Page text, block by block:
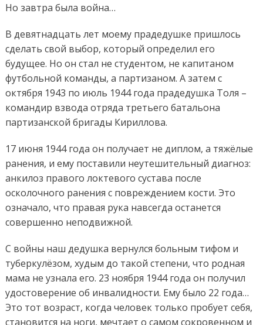
Но завтра была война…
В девятнадцать лет моему прадедушке пришлось
сделать свой выбор, который определил его
будущее. Но он стал не студентом, не капитаном
футбольной команды, а партизаном. А затем с
октября 1943 по июль 1944 года прадедушка Толя –
командир взвода отряда третьего батальона
партизанской бригады Кириллова.
17 июня 1944 года он получает не диплом, а тяжёлые
ранения, и ему поставили неутешительный диагноз:
анкилоз правого локтевого сустава после
осколочного ранения с повреждением кости. Это
означало, что правая рука навсегда останется
совершенно неподвижной.
С войны наш дедушка вернулся больным тифом и
туберкулёзом, худым до такой степени, что родная
мама не узнала его. 23 ноября 1944 года он получил
удостоверение об инвалидности. Ему было 22 года…
Это тот возраст, когда человек только пробует себя,
становится на ноги, мечтает о самом сокровенном и